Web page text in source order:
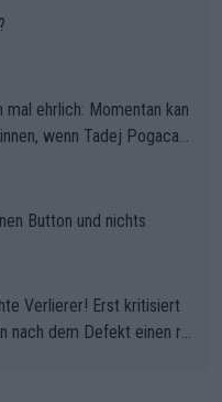
ehrlich: Momentan kan
wenn Tadej Pogacar
Button und nichts
Verlierer! Erst kritisiert
nach dem Defekt einen ro